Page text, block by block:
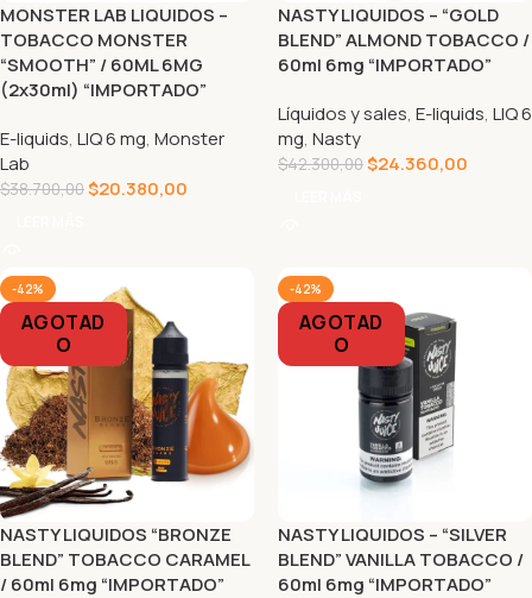
MONSTER LAB LIQUIDOS –
TOBACCO MONSTER
“SMOOTH” / 60ML 6MG
(2x30ml) “IMPORTADO”
E-liquids, LIQ 6 mg, Monster
Lab
$38.700,00$20.380,00
NASTY LIQUIDOS – “GOLD
BLEND” ALMOND TOBACCO /
60ml 6mg “IMPORTADO”
Líquidos y sales, E-liquids, LIQ 6
mg, Nasty
$42.300,00$24.360,00
-42%
AGOTAD
O
NASTY LIQUIDOS “BRONZE
BLEND” TOBACCO CARAMEL
/ 60ml 6mg “IMPORTADO”
-42%
AGOTAD
O
NASTY LIQUIDOS – “SILVER
BLEND” VANILLA TOBACCO /
60ml 6mg “IMPORTADO”